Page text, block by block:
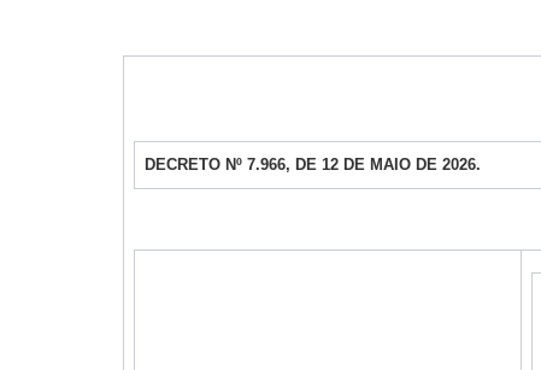
DECRETO Nº 7.966, DE 12 DE MAIO DE 2026.